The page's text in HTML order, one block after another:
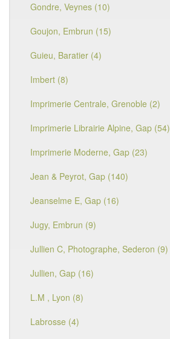
Gondre, Veynes (10)
Goujon, Embrun (15)
Guieu, Baratier (4)
Imbert (8)
Imprimerie Centrale, Grenoble (2)
Imprimerie Librairie Alpine, Gap (54)
Imprimerie Moderne, Gap (23)
Jean & Peyrot, Gap (140)
Jeanselme E, Gap (16)
Jugy, Embrun (9)
Jullien C, Photographe, Sederon (9)
Jullien, Gap (16)
L.M , Lyon (8)
Labrosse (4)